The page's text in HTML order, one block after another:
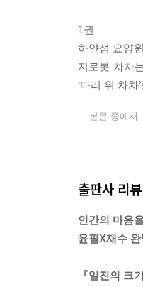
1권
하얀섬 요양
지로봇 차차
‘다리 위 차
--- 본문 중에서
출판사 리뷰
인간의 마음
윤필X재수
『일진의 크